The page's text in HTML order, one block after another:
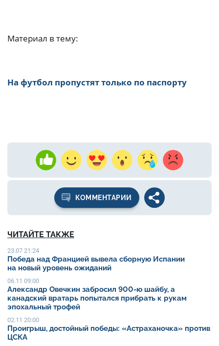
Материал в тему:
На футбол пропустят только по паспорту
КОММЕНТАРИИ
ЧИТАЙТЕ ТАКЖЕ
23.07 21:24
Победа над Францией вывела сборную Испании
на новый уровень ожиданий
06.11 09:00
Александр Овечкин забросил 900-ю шайбу, а
канадский вратарь попытался прибрать к рукам
эпохальный трофей
02.11 20:00
Проигрыш, достойный победы: «Астраханочка» против
ЦСКА